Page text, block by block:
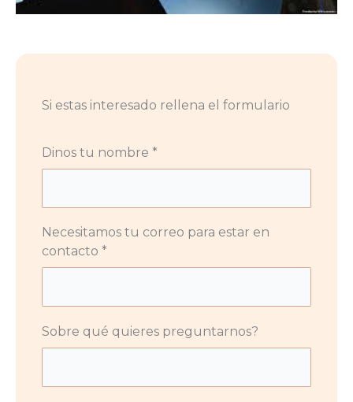
Si estas interesado rellena el formulario
Dinos tu nombre *
Necesitamos tu correo para estar en
contacto *
Sobre qué quieres preguntarnos?